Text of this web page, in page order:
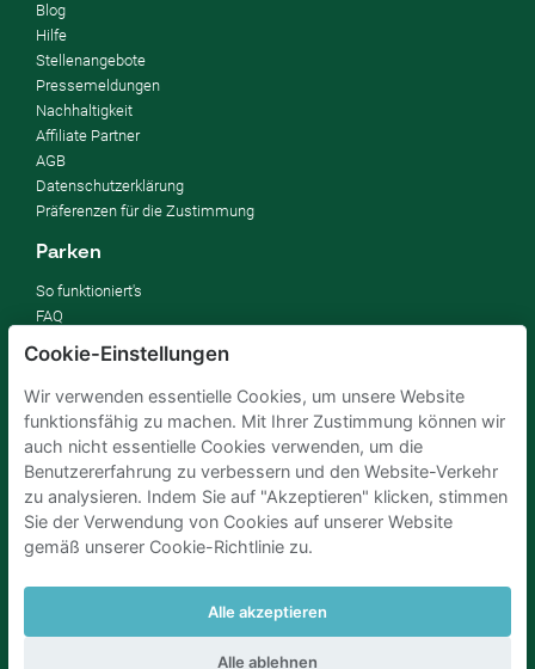
Cookie-Einstellungen
Wir verwenden essentielle Cookies, um unsere Website
funktionsfähig zu machen. Mit Ihrer Zustimmung können wir
auch nicht essentielle Cookies verwenden, um die
Benutzererfahrung zu verbessern und den Website-Verkehr
zu analysieren. Indem Sie auf "Akzeptieren" klicken, stimmen
Sie der Verwendung von Cookies auf unserer Website
gemäß unserer Cookie-Richtlinie zu.
Alle akzeptieren
Alle ablehnen
Blog
Hilfe
Stellenangebote
Pressemeldungen
Nachhaltigkeit
Affiliate Partner
AGB
Datenschutzerklärung
Präferenzen für die Zustimmung
Parken
So funktioniert's
FAQ
Vermieten
Parkplatz vermieten
Für Unternehmen
Verbessern Sie Ihre SDGs
Business-Blog